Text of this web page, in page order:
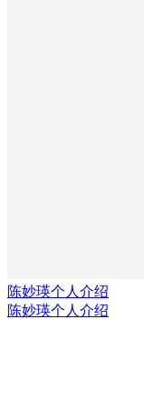
陈妙瑛个人介绍
陈妙瑛个人介绍